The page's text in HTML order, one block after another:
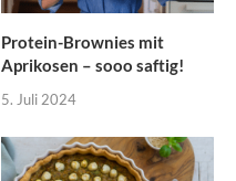
Protein-Brownies mit
Aprikosen – sooo saftig!
5. Juli 2024